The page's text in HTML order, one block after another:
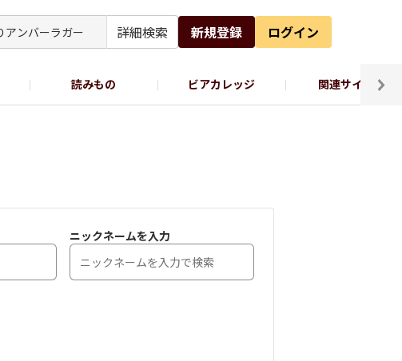
詳細検索 新規登録 ログイン
読みもの ビアカレッジ 関連サイト
ニックネームを入力